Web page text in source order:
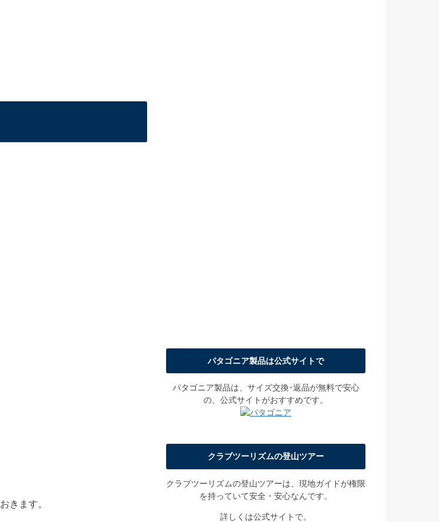
きます。
パタゴニア製品は公式サイトで
パタゴニア製品は、サイズ交換･返品が無料で安心
の、公式サイトがおすすめです。
クラブツーリズムの登山ツアー
クラブツーリズムの登山ツアーは、現地ガイドが権限
を持っていて安全・安心なんです。
詳しくは公式サイトで。